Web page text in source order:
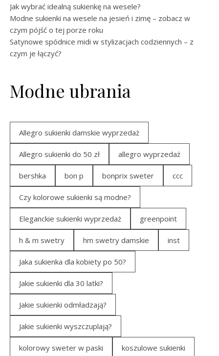
Jak wybrać idealną sukienkę na wesele?
Modne sukienki na wesele na jesień i zimę – zobacz w
czym pójść o tej porze roku
Satynowe spódnice midi w stylizacjach codziennych – z
czym je łączyć?
Modne ubrania
Allegro sukienki damskie wyprzedaż
Allegro sukienki do 50 zł allegro wyprzedaż
bershka bon p bonprix sweter ccc
Czy kolorowe sukienki są modne?
Eleganckie sukienki wyprzedaż greenpoint
h & m swetry hm swetry damskie inst
Jaka sukienka dla kobiety po 50?
Jakie sukienki dla 30 latki?
Jakie sukienki odmładzają?
Jakie sukienki wyszczuplają?
kolorowy sweter w paski koszulowe sukienki